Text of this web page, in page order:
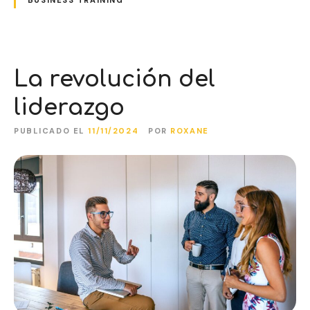
La revolución del
liderazgo
PUBLICADO EL 11/11/2024 POR ROXANE